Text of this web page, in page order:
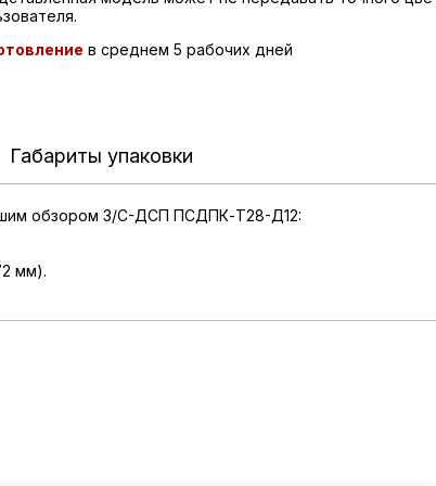
в среднем 5 рабочих дней
Габариты упаковки
обзором З/C-ДСП ПСДПК-Т28-Д12:
мм).